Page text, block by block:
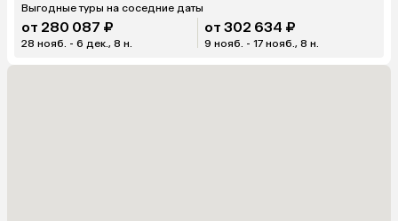
Выгодные туры на соседние даты
от 280 087 ₽
28 нояб. - 6 дек., 8 н.
от 302 634 ₽
9 нояб. - 17 нояб., 8 н.